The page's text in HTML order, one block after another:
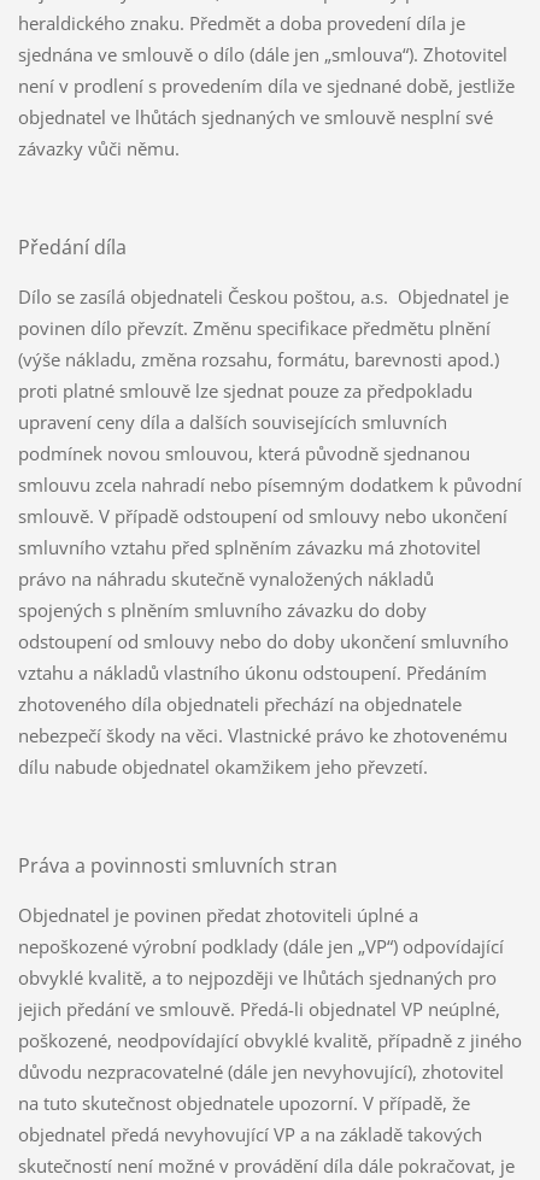
heraldického znaku. Předmět a doba provedení díla je
sjednána ve smlouvě o dílo (dále jen „smlouva“). Zhotovitel
není v prodlení s provedením díla ve sjednané době, jestliže
objednatel ve lhůtách sjednaných ve smlouvě nesplní své
závazky vůči němu.
Předání díla
Dílo se zasílá objednateli Českou poštou, a.s. Objednatel je
povinen dílo převzít. Změnu specifikace předmětu plnění
(výše nákladu, změna rozsahu, formátu, barevnosti apod.)
proti platné smlouvě lze sjednat pouze za předpokladu
upravení ceny díla a dalších souvisejících smluvních
podmínek novou smlouvou, která původně sjednanou
smlouvu zcela nahradí nebo písemným dodatkem k původní
smlouvě. V případě odstoupení od smlouvy nebo ukončení
smluvního vztahu před splněním závazku má zhotovitel
právo na náhradu skutečně vynaložených nákladů
spojených s plněním smluvního závazku do doby
odstoupení od smlouvy nebo do doby ukončení smluvního
vztahu a nákladů vlastního úkonu odstoupení. Předáním
zhotoveného díla objednateli přechází na objednatele
nebezpečí škody na věci. Vlastnické právo ke zhotovenému
dílu nabude objednatel okamžikem jeho převzetí.
Práva a povinnosti smluvních stran
Objednatel je povinen předat zhotoviteli úplné a
nepoškozené výrobní podklady (dále jen „VP“) odpovídající
obvyklé kvalitě, a to nejpozději ve lhůtách sjednaných pro
jejich předání ve smlouvě. Předá-li objednatel VP neúplné,
poškozené, neodpovídající obvyklé kvalitě, případně z jiného
důvodu nezpracovatelné (dále jen nevyhovující), zhotovitel
na tuto skutečnost objednatele upozorní. V případě, že
objednatel předá nevyhovující VP a na základě takových
skutečností není možné v provádění díla dále pokračovat, je